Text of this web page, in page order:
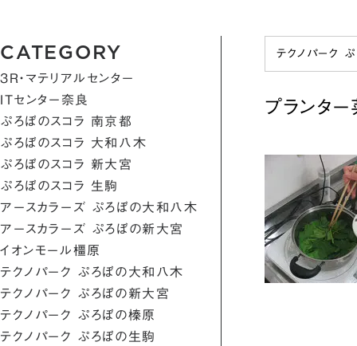
CATEGORY
3R・マテリアルセンター
ITセンター奈良
ぷろぼのスコラ 南京都
ぷろぼのスコラ 大和八木
ぷろぼのスコラ 新大宮
ぷろぼのスコラ 生駒
アースカラーズ ぷろぼの大和八木
アースカラーズ ぷろぼの新大宮
イオンモール橿原
テクノパーク ぷろぼの大和八木
テクノパーク ぷろぼの新大宮
テクノパーク ぷろぼの榛原
テクノパーク ぷろぼの生駒
テクノパーク
プランタ